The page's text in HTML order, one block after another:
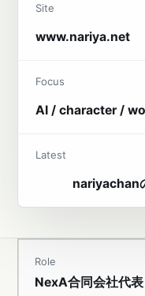
Site
www.nariya.net
Focus
AI / character /
Latest
nariyachan
Role
NexA合同会社代